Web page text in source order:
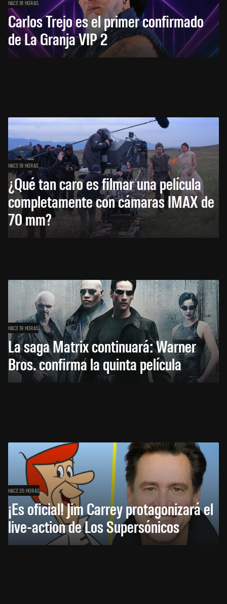
HACE 18 HORAS
Carlos Trejo es el primer confirmado
de La Granja VIP 2
HACE 19 HORAS
¿Qué tan caro es filmar una película
completamente con cámaras IMAX de
70 mm?
HACE 19 HORAS
La saga Matrix continuará: Warner
Bros. confirma la quinta película
HACE 20 HORAS
¡Es oficial! Jim Carrey protagonizará el
live-action de Los Supersónicos